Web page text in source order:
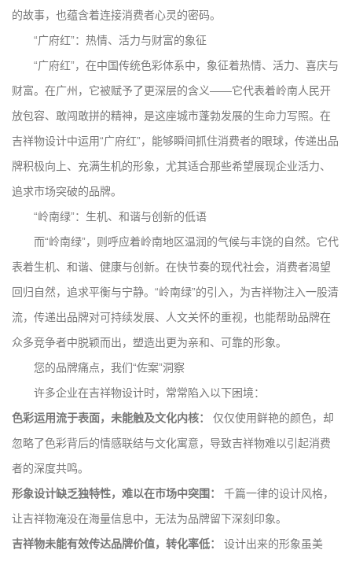
的故事，也蕴含着连接消费者心灵的密码。
“广府红”：热情、活力与财富的象征
“广府红”，在中国传统色彩体系中，象征着热情、活力、喜庆与
财富。在广州，它被赋予了更深层的含义——它代表着岭南人民开
放包容、敢闯敢拼的精神，是这座城市蓬勃发展的生命力写照。在
吉祥物设计中运用“广府红”，能够瞬间抓住消费者的眼球，传递出品
牌积极向上、充满生机的形象，尤其适合那些希望展现企业活力、
追求市场突破的品牌。
“岭南绿”：生机、和谐与创新的低语
而“岭南绿”，则呼应着岭南地区温润的气候与丰饶的自然。它代
表着生机、和谐、健康与创新。在快节奏的现代社会，消费者渴望
回归自然，追求平衡与宁静。“岭南绿”的引入，为吉祥物注入一股清
流，传递出品牌对可持续发展、人文关怀的重视，也能帮助品牌在
众多竞争者中脱颖而出，塑造出更为亲和、可靠的形象。
您的品牌痛点，我们“佐案”洞察
许多企业在吉祥物设计时，常常陷入以下困境：
色彩运用流于表面，未能触及文化内核：
仅仅使用鲜艳的颜色，却
忽略了色彩背后的情感联结与文化寓意，导致吉祥物难以引起消费
者的深度共鸣。
形象设计缺乏独特性，难以在市场中突围：
千篇一律的设计风格，
让吉祥物淹没在海量信息中，无法为品牌留下深刻印象。
吉祥物未能有效传达品牌价值，转化率低：
设计出来的形象虽美